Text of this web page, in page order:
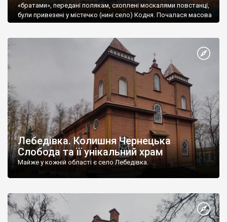
«братами», передані полякам, схоплені москалями повстанці,
були привезені у містечко (нині село) Кодня. Почалася масова
розправа.
Лебедівка. Колишня Чернецька
Слобода та її унікальний храм
Майже у кожній області є село Лебедівка.